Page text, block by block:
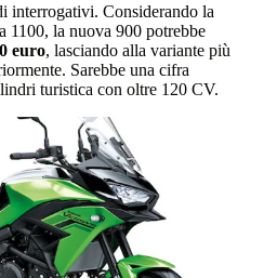
interrogativi. Considerando la
1100, la nuova 900 potrebbe
euro, lasciando alla variante più
Sarebbe una cifra
turistica con oltre 120 CV.